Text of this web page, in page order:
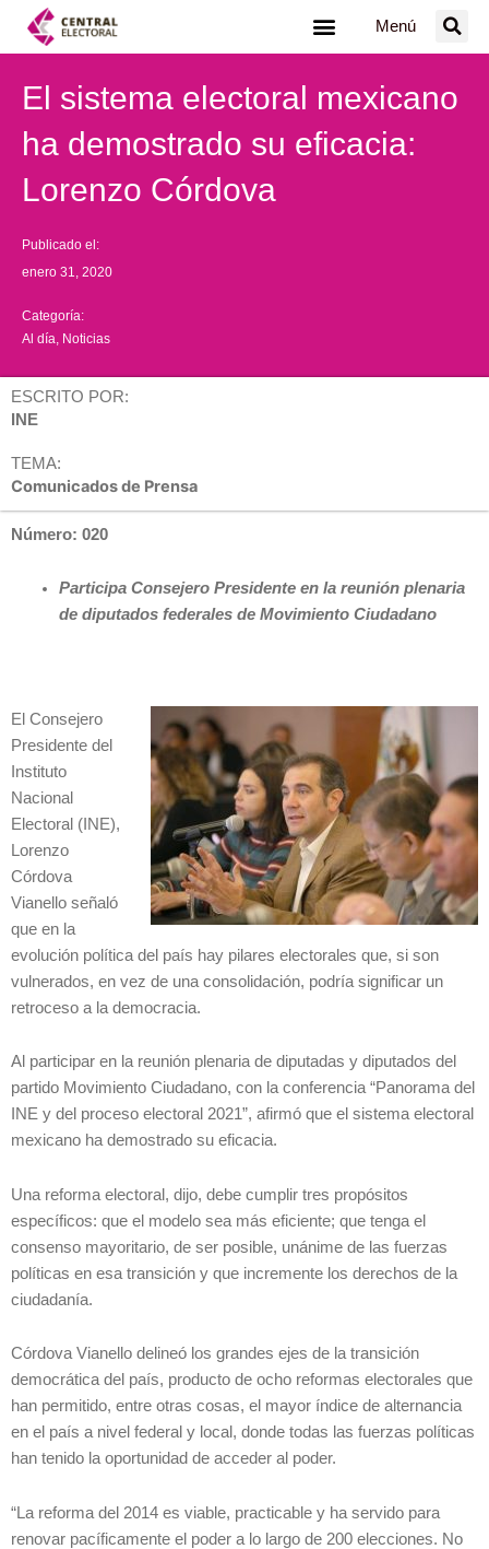
Menú
El sistema electoral mexicano
ha demostrado su eficacia:
Lorenzo Córdova
Publicado el:
enero 31, 2020
Categoría:
Al día Noticias
ESCRITO POR:
INE
TEMA:
Comunicados de Prensa
Número: 020
Participa Consejero Presidente en la reunión plenaria
de diputados federales de Movimiento Ciudadano
El Consejero
Presidente del
Instituto
Nacional
Electoral (INE),
Lorenzo
Córdova
Vianello señaló
que en la
evolución política del país hay pilares electorales que, si son
vulnerados, en vez de una consolidación, podría significar un
retroceso a la democracia.
Al participar en la reunión plenaria de diputadas y diputados del
partido Movimiento Ciudadano, con la conferencia “Panorama del
INE y del proceso electoral 2021”, afirmó que el sistema electoral
mexicano ha demostrado su eficacia.
Una reforma electoral, dijo, debe cumplir tres propósitos
específicos: que el modelo sea más eficiente; que tenga el
consenso mayoritario, de ser posible, unánime de las fuerzas
políticas en esa transición y que incremente los derechos de la
ciudadanía.
Córdova Vianello delineó los grandes ejes de la transición
democrática del país, producto de ocho reformas electorales que
han permitido, entre otras cosas, el mayor índice de alternancia
en el país a nivel federal y local, donde todas las fuerzas políticas
han tenido la oportunidad de acceder al poder.
“La reforma del 2014 es viable, practicable y ha servido para
renovar pacíficamente el poder a lo largo de 200 elecciones. No